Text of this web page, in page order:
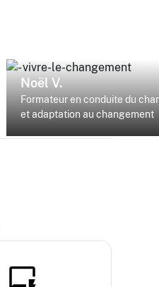
Noël V.
Formateur en conduite du
et adaptation au changement